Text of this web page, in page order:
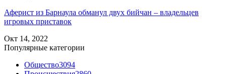
Аферист из Барнаула обманул двух бийчан – владельцев
игровых приставок
Окт 14, 2022
Популярные категории
Общество3094